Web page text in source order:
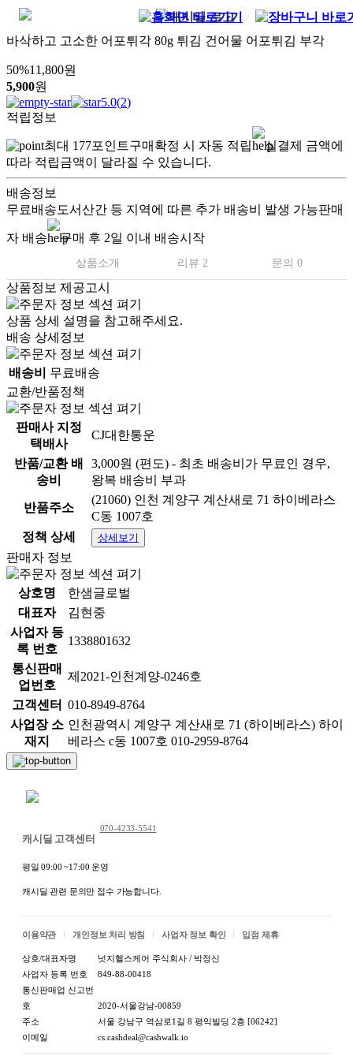
바삭하고 고소한 어포튀각 80g 튀김 건어물 어포튀김 부각
50%11,800원
5,900원
5.0(2)
적립정보
최대 177포인트구매확정 시 자동 적립
실결제 금액에
따라 적립금액이 달라질 수 있습니다.
배송정보
무료배송도서산간 등 지역에 따른 추가 배송비 발생 가능판매
자 배송 구매 후 2일 이내 배송시작
상품소개 리뷰 2 문의 0
상품정보 제공고시
상품 상세 설명을 참고해주세요.
배송 상세정보
배송비
무료배송
교환/반품정책
판매사 지정
택배사
CJ대한통운
반품/교환 배
송비
3,000원 (편도) - 최초 배송비가 무료인 경우,
왕복 배송비 부과
반품주소
(21060) 인천 계양구 계산새로 71 하이베라스
C동 1007호
정책 상세
상세보기
판매자 정보
상호명
한샘글로벌
대표자
김현중
사업자 등
록 번호
1338801632
통신판매
업번호
제2021-인천계양-0246호
고객센터 010-8949-8764
사업장 소
재지
인천광역시 계양구 계산새로 71 (하이베라스) 하이
베라스 c동 1007호 010-2959-8764
캐시딜 고객센터
070-4233-5541
평일 09:00 ~17:00 운영
캐시딜 관련 문의만 접수 가능합니다.
이용약관 개인정보 처리 방침 사업자 정보 확인 입점 제휴
상호/대표자명
넛지헬스케어 주식회사 / 박정신
사업자 등록 번호
849-88-00418
통신판매업 신고번
호
2020-서울강남-00859
주소
서울 강남구 역삼로1길 8 평익빌딩 2층 [06242]
이메일
cs.cashdeal@cashwalk.io